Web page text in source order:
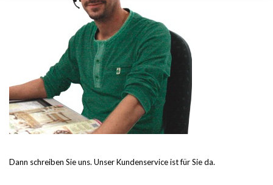
Dann schreiben Sie uns. Unser Kundenservice ist für Sie da.